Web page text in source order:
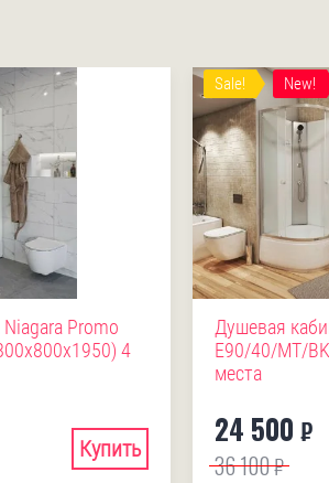
Promo
4
Купить
Sale! New!
Душевая
E90/40/MT/
места
24 500 ₽
36 100₽